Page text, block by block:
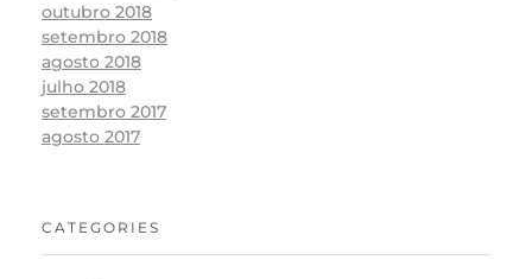
outubro 2018
setembro 2018
agosto 2018
julho 2018
setembro 2017
agosto 2017
CATEGORIES